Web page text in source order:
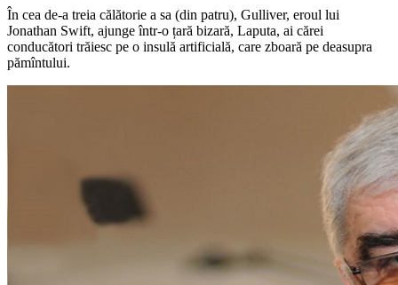
În cea de-a treia călătorie a sa (din patru), Gulliver, eroul lui
Jonathan Swift, ajunge într-o țară bizară, Laputa, ai cărei
conducători trăiesc pe o insulă artificială, care zboară pe deasupra
pămîntului.